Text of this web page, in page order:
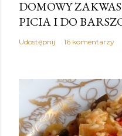
DOMOWY
PICIA I DO
Udostępnij 16 komentarzy